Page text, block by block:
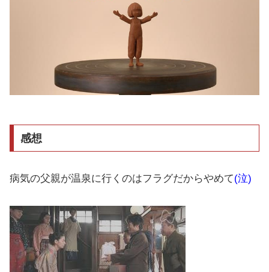
感想
病気の父親が温泉に行くのはフラグだからやめて(泣)